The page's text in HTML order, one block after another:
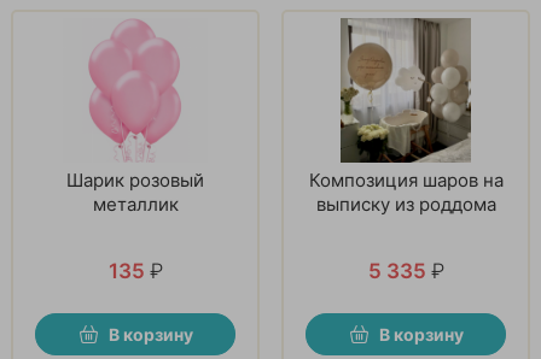
Шарик розовый
металлик
135 ₽
В корзину
Композиция шаров на
выписку из роддома
5 335 ₽
В корзину